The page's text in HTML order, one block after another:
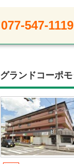
077-547-1119
グランドコーポ